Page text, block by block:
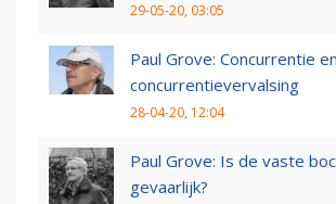
29-05-20, 03:05
Paul Grove: Concurrentie en
concurrentievervalsing
28-04-20, 12:04
Paul Grove: Is de vaste
gevaarlijk?